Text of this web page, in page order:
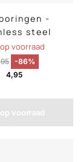
-
steel
voorraad
-86%
4,95
voorraad